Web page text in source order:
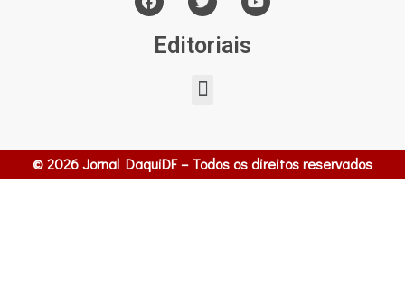
Editoriais
© 2026 Jornal DaquiDF – Todos os direitos reservados